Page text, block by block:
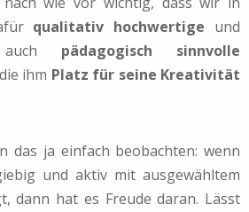
qualitativ hochwertige und
auch pädagogisch sinnvolle
ihm Platz für seine Kreativität
das ja einfach beobachten: wenn
und aktiv mit ausgewähltem
dann hat es Freude daran. Lässt